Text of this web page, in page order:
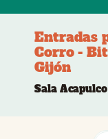
Entradas
Corro -
Gijón
Sala